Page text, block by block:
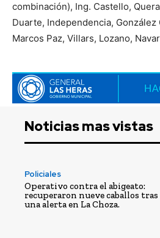
combinación), Ing. Castello,
Duarte, Independencia, González
Marcos Paz, Villars, Lozano,
Noticias mas vistas
Policiales
Operativo contra el abigeato:
recuperaron nueve caballos tras
una alerta en La Choza.